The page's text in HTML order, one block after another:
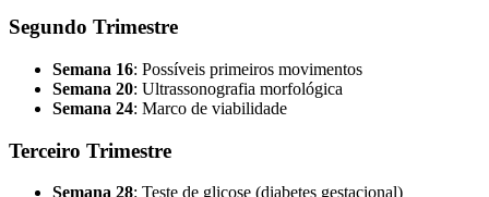
Segundo Trimestre
Semana 16: Possíveis primeiros movimentos
Semana 20: Ultrassonografia morfológica
Semana 24: Marco de viabilidade
Terceiro Trimestre
Semana 28: Teste de glicose (diabetes gestacional)